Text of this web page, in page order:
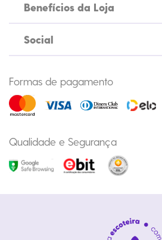
Benefícios da Loja
Social
Formas de pagamento
Qualidade e Segurança